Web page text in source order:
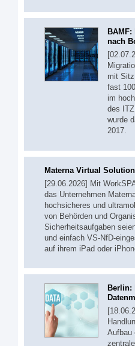
nach
mit
fast
im
des
wurde
2017.
Materna Virtual
[29.06.2026] Mit
das Unternehmen
hochsicheres und
von Behörden und
Sicherheitsaufgaben
und einfach VS-NfD-
auf ihrem iPad oder
Berlin:
Aufbau